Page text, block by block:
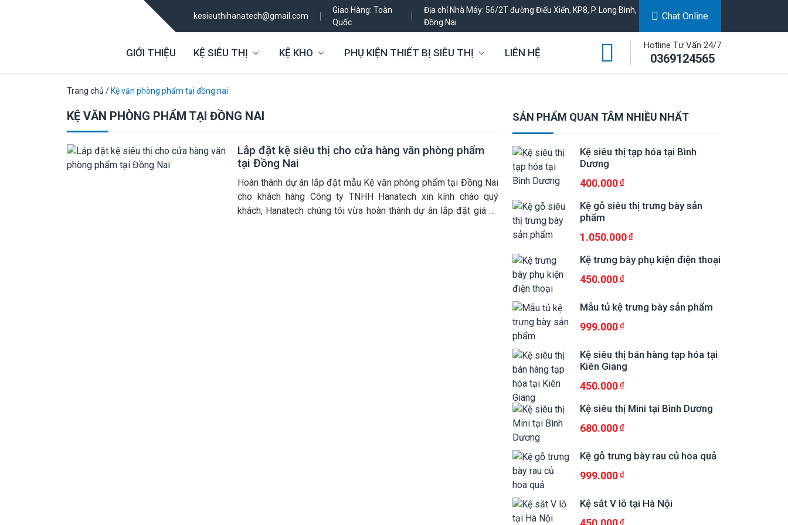
kesieuthihanatech@gmail.com
Giao Hàng: Toàn
Quốc
Địa chỉ Nhà Máy: 56/2T đường Điểu Xiển, KP8, P. Long Bình,
Đồng Nai
Chat Online
GIỚI THIỆU KỆ SIÊU THỊ KỆ KHO PHỤ KIỆN THIẾT BỊ SIÊU THỊ LIÊN HỆ
Hotline Tư Vấn 24/7
0369124565
Trang chủ / Kệ văn phòng phẩm tại đồng nai
KỆ VĂN PHÒNG PHẨM TẠI ĐỒNG NAI
Lắp đặt kệ siêu thị cho cửa hàng văn phòng phẩm
tại Đồng Nai
Hoàn thành dự án lắp đặt mẫu Kệ văn phòng phẩm tại Đồng Nai
cho khách hàng Công ty TNHH Hanatech xin kính chào quý
khách, Hanatech chúng tôi vừa hoàn thành dự án lắp đặt giá kệ
SẢN PHẨM QUAN TÂM NHIỀU NHẤT
Kệ siêu thị tạp hóa tại Bình
Dương
400.000
Kệ gỗ siêu thị trưng bày sản
phẩm
1.050.000
Kệ trưng bày phụ kiện điện thoại
450.000
Mẫu tủ kệ trưng bày sản phẩm
999.000
Kệ siêu thị bán hàng tạp hóa tại
Kiên Giang
450.000
Kệ siêu thị Mini tại Bình Dương
680.000
Kệ gỗ trưng bày rau củ hoa quả
999.000
Kệ sắt V lỗ tại Hà Nội